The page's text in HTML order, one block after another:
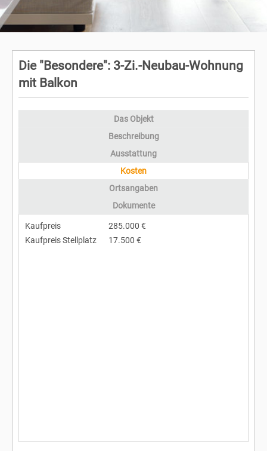
Die "Besondere": 3-Zi.-Neubau-Wohnung
mit Balkon
Das Objekt
Beschreibung
Ausstattung
Kosten
Ortsangaben
Dokumente
Kaufpreis
285.000 €
Kaufpreis Stellplatz
17.500 €